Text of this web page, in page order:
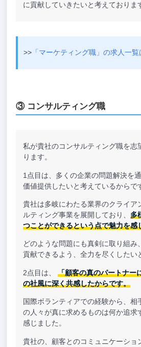
に貢献していきたいと考えておりま
>> 「マーケティング職」の求人一覧
③ コンサルティング職
私が貴社のコンサルティング職を志
ります。
1点目は、多くの企業の問題解決を
価値提供したいと考えているからで
貴社は多岐にわたる業界のクライア
ルティング事業を展開しており、多
つことができるという点で魅力を感
どのような問題にも真剣に取り組み
貢献できるよう、全力を尽くしたい
2点目は、「顧客の真のパートナー
の社風に深く共感したからです。
国際ボランティアでの経験から、相
の人々が真に求めるものは何か追求
感じました。
貴社の、顧客とのコミュニケーショ